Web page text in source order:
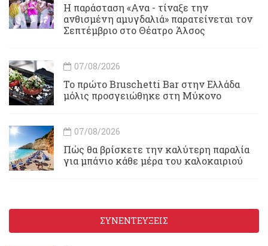
Η παράσταση «Ανα - τίναξε την
ανθισμένη αμυγδαλιά» παρατείνεται τον
Σεπτέμβριο στο Θέατρο Άλσος
07/08/2026
Το πρώτο Bruschetti Bar στην Ελλάδα
μόλις προσγειώθηκε στη Μύκονο
07/08/2026
Πώς θα βρίσκετε την καλύτερη παραλία
για μπάνιο κάθε μέρα του καλοκαιριού
ΣΥΝΕΝΤΕΥΞΕΙΣ